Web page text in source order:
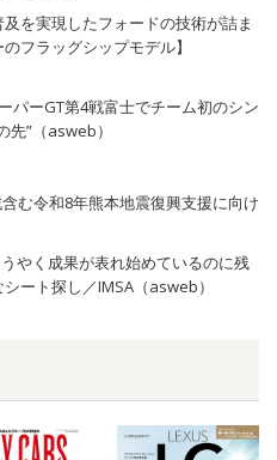
を実現したフォードの技術が詰ま
フラッグシップモデル】
パーGT第4戦富士でチーム初のシン
先”（asweb）
む令和8年熊本地震復興支援に向け
やく成果が表れ始めているのに残
ート探し／IMSA（asweb）